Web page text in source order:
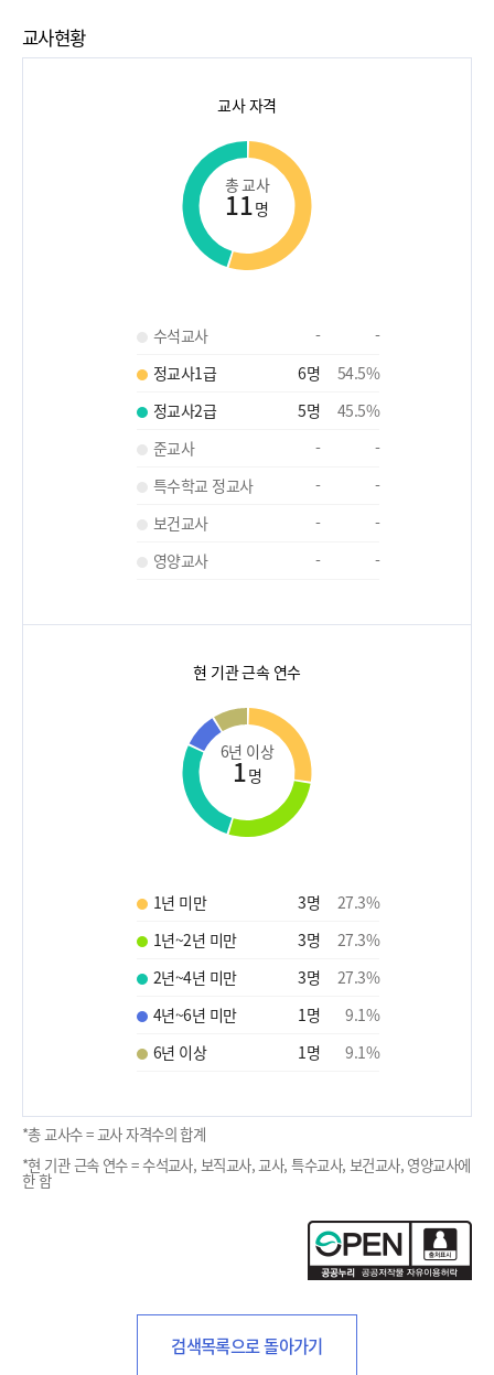
교사현황
교사 자격
총 교사
11명
수석교사 -
-
정교사1급
6명 54.5%
정교사2급
5명 45.5%
준교사
-
-
특수학교 정교사
-
-
보건교사
-
-
영양교사
- -
현 기관 근속 연수
6년 이상
1명
1년 미만 3명 27.3%
1년~2년 미만
3명 27.3%
2년~4년 미만
3명 27.3%
4년~6년 미만
1명 9.1%
6년 이상
1명 9.1%
*총 교사수 = 교사 자격수의 합계
*현 기관 근속 연수 = 수석교사, 보직교사, 교사, 특수교사, 보건교사, 영양교사에
한 함
검색목록으로 돌아가기